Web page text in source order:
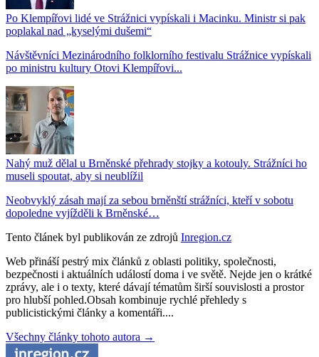
Po Klempířovi lidé ve Strážnici vypískali i Macinku. Ministr si pak
poplakal nad „kyselými dušemi“
Návštěvníci Mezinárodního folklorního festivalu Strážnice vypískali
po ministru kultury Otovi Klempířovi...
Nahý muž dělal u Brněnské přehrady stojky a kotouly. Strážníci ho
museli spoutat, aby si neublížil
Neobvyklý zásah mají za sebou brněnští strážníci, kteří v sobotu
dopoledne vyjížděli k Brněnské…
Tento článek byl publikován ze zdrojů Inregion.cz
Web přináší pestrý mix článků z oblasti politiky, společnosti,
bezpečnosti i aktuálních událostí doma i ve světě. Nejde jen o krátké
zprávy, ale i o texty, které dávají tématům širší souvislosti a prostor
pro hlubší pohled.Obsah kombinuje rychlé přehledy s
publicistickými články a komentáři....
Všechny články tohoto autora →